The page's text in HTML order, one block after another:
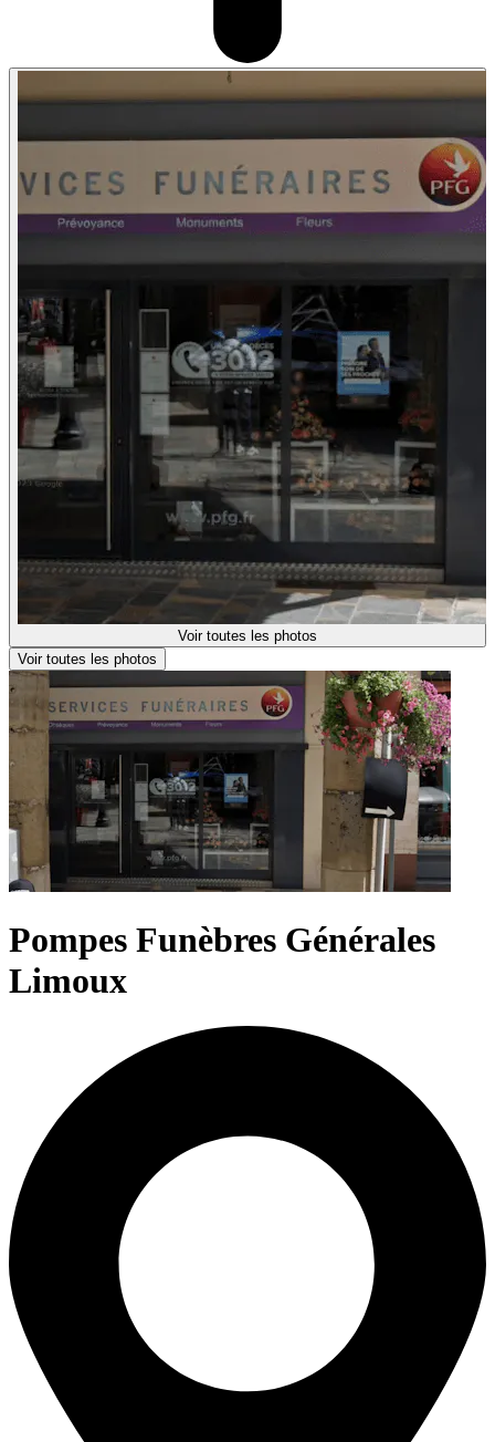
Voir toutes les photos
Voir toutes les photos
Pompes Funèbres Générales
Limoux